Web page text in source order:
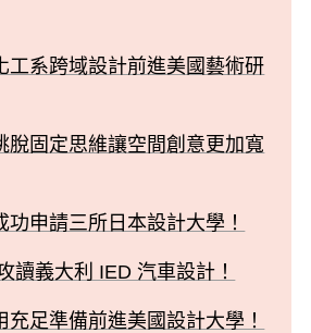
工系跨域設計前進美國藝術研
脫固定思維讓空間創意更加寬
功申請三所日本設計大學！
讀義大利 IED 汽車設計！
充足準備前進美國設計大學！